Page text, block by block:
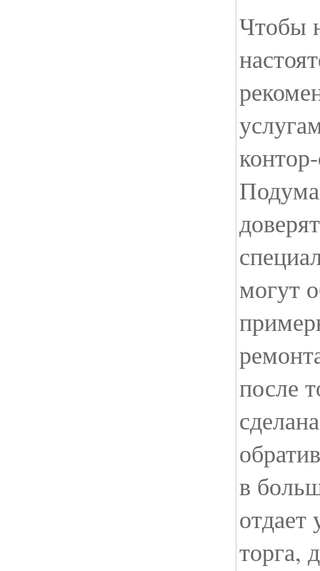
Чтобы
могут
после
в
отдает
торга,